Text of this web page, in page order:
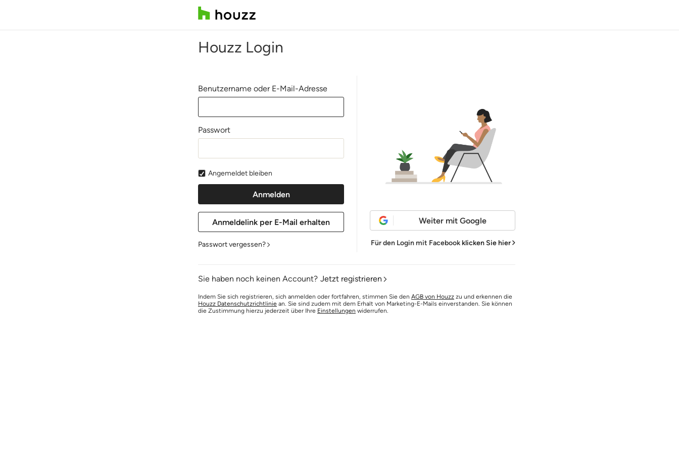
Houzz Login
Benutzername oder E-Mail-Adresse
Passwort
Angemeldet bleiben
Passwort vergessen?
Weiter mit Google
Für den Login mit Facebookklicken Sie hier
Sie haben noch keinen Account? Jetzt registrieren
Indem Sie sich registrieren, sich anmelden oder fortfahren, stimmen Sie den AGB von Houzz zu und erkennen die
Houzz Datenschutzrichtlinie an. Sie sind zudem mit dem Erhalt von Marketing-E-Mails einverstanden. Sie können
die Zustimmung hierzu jederzeit über Ihre Einstellungen widerrufen.